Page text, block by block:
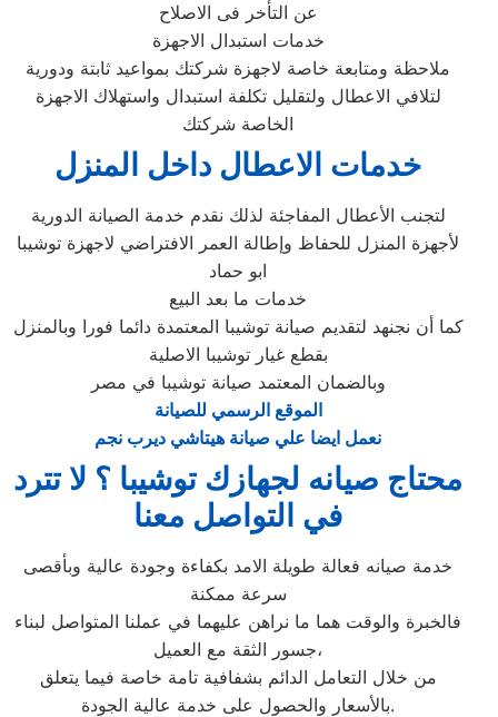
عن التأخر فى الاصلاح
خدمات استبدال الاجهزة
ملاحظة ومتابعة خاصة لاجهزة شركتك بمواعيد ثابتة ودورية
لتلافي الاعطال ولتقليل تكلفة استبدال واستهلاك الاجهزة
الخاصة شركتك
خدمات الاعطال داخل المنزل
لتجنب الأعطال المفاجئة لذلك نقدم خدمة الصيانة الدورية
لأجهزة المنزل للحفاظ وإطالة العمر الافتراضي لاجهزة توشيبا
ابو حماد
خدمات ما بعد البيع
كما أن نجنهد لتقديم صيانة توشيبا المعتمدة دائما فورا وبالمنزل
بقطع غيار توشيبا الاصلية
وبالضمان المعتمد صيانة توشيبا في مصر
الموقع الرسمي للصيانة
نعمل ايضا علي صيانة هيتاشي ديرب نجم
محتاج صيانه لجهازك توشيبا ؟ لا تترد
في التواصل معنا
خدمة صيانه فعالة طويلة الامد بكفاءة وجودة عالية وبأقصى
سرعة ممكنة
فالخبرة والوقت هما ما نراهن عليهما في عملنا المتواصل لبناء
جسور الثقة مع العميل،
من خلال التعامل الدائم بشفافية تامة خاصة فيما يتعلق
بالأسعار والحصول على خدمة عالية الجودة.